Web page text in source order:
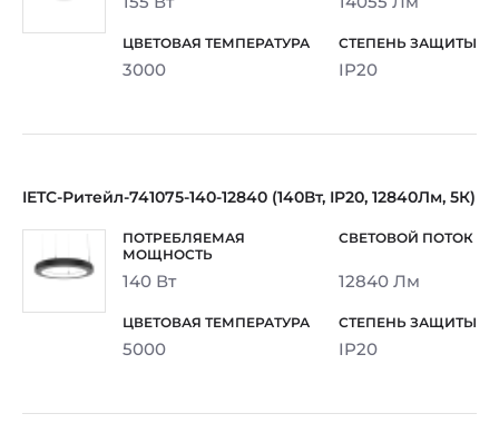
3000 IP20
IETC-Ритейл-741075-140-12840 (140Вт, IP20, 12840Лм, 5К)
140 Вт 12840 Лм
5000 IP20